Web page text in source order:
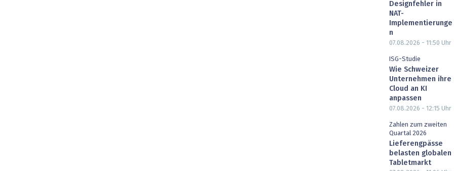
Designfehler in
NAT-
Implementierunge
n
07.08.2026 - 11:50 Uhr
ISG-Studie
Wie Schweizer
Unternehmen ihre
Cloud an KI
anpassen
07.08.2026 - 12:15 Uhr
Zahlen zum zweiten
Quartal 2026
Lieferengpässe
belasten globalen
Tabletmarkt